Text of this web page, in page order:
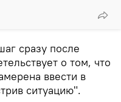
сразу после
о том, что
ввести в
ситуацию".